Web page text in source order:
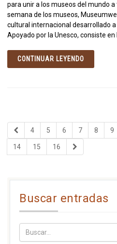
para unir a los museos del mundo
semana de los museos,
cultural internacional desarrollado a
Apoyado por la Unesco, consiste en
CONTINUAR LEYENDO
4 5 6 7 8 9
14 15 16
Buscar entradas